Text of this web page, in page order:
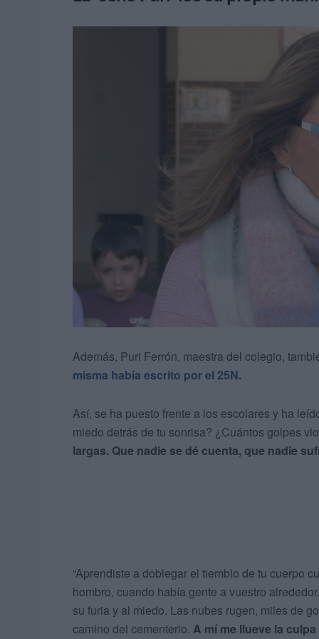
Además, Puri Ferrón, maestra del colegio,
misma había escrito por el 25N.
Así, se ha puesto frente a los escolares y ha
miedo detrás de tu sonrisa? ¿Cuántos golpes
largas. Que nadie se dé cuenta, que nadie
“Aprendiste a doblegar el tiemblo de tu cuerpo
hombro, cuando había gente a vuestro
su furia y al miedo. Las nubes rugen, miles de
camino del cementerio. A mí me llueve la